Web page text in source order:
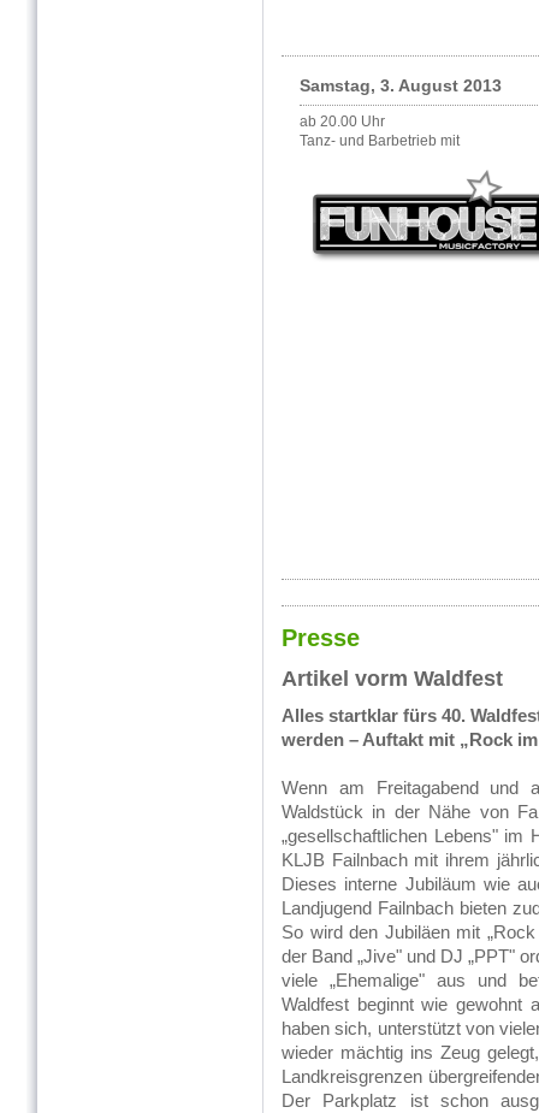
Samstag, 3. August 2013
ab 20.00 Uhr
Tanz- und Barbetrieb mit
Presse
Artikel vorm Waldfest
Alles startklar fürs 40.
werden – Auftakt mit „Rock
Wenn am Freitagabend und
Waldstück in der Nähe von
„gesellschaftlichen Lebens" im
KLJB Failnbach mit ihrem
Dieses interne Jubiläum wie
Landjugend Failnbach bieten
So wird den Jubiläen mit
der Band „Jive" und DJ „PPT"
viele „Ehemalige" aus und
Waldfest beginnt wie gewohnt
haben sich, unterstützt von
wieder mächtig ins Zeug
Landkreisgrenzen
Der Parkplatz ist schon